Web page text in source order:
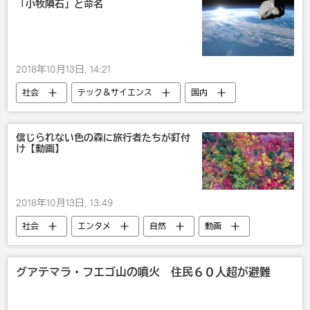
「小牧隕石」と命名
2018年10月13日, 14:21
社会 テック＆サイエンス 国内
信じられない色の森に旅行者たちが釘付
け【動画】
2018年10月13日, 13:49
社会 エンタメ 自然
動画
米国
グアテマラ・フエゴ山の噴火 住民６０人超が避難